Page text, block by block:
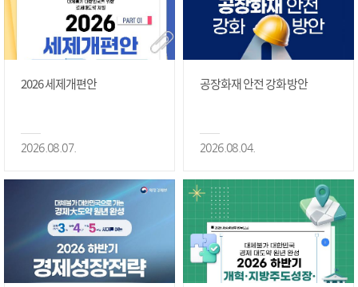
2026 세제개편안
2026.08.07.
공장화재 안전 강화 방안
2026.08.04.